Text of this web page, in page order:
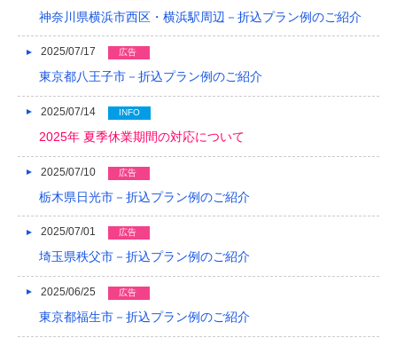
2016/08
2016/07
2016/06
2016/05
2016/04
2016/03
2016/02
2016/01
2015/11
神奈川県横浜市西区・横浜駅周辺－折込プラン例のご紹介
2025/07/17 広告
東京都八王子市－折込プラン例のご紹介
2025/07/14 INFO
2025年 夏季休業期間の対応について
2025/07/10 広告
栃木県日光市－折込プラン例のご紹介
2025/07/01 広告
埼玉県秩父市－折込プラン例のご紹介
2025/06/25 広告
東京都福生市－折込プラン例のご紹介